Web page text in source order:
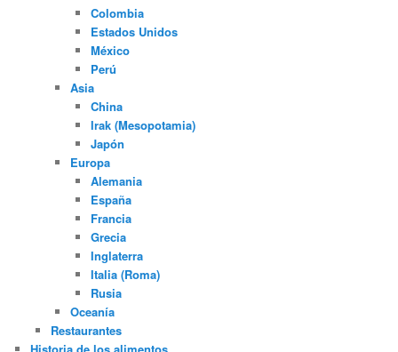
Colombia
Estados Unidos
México
Perú
Asia
China
Irak (Mesopotamia)
Japón
Europa
Alemania
España
Francia
Grecia
Inglaterra
Italia (Roma)
Rusia
Oceanía
Restaurantes